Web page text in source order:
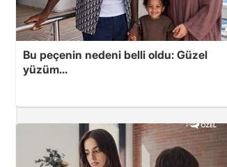
Bu peçenin nedeni belli oldu: Güzel
yüzüm...